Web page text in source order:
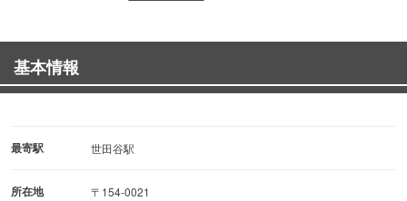
基本情報
最寄駅 世田谷駅
所在地
〒154-0021